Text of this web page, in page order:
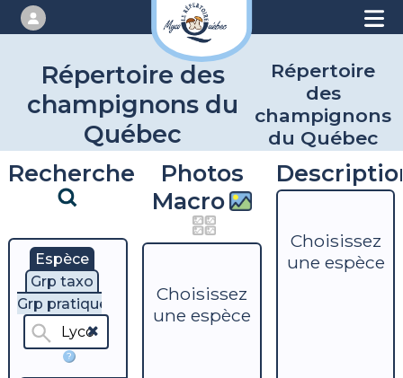
Répertoire des
champignons du
Québec
Répertoire
des
champignons
du Québec
Recherche
Espèce
Grp taxo
Grp pratique
?
Photos
Macro
Choisissez
une espèce
Choisissez
une espèce